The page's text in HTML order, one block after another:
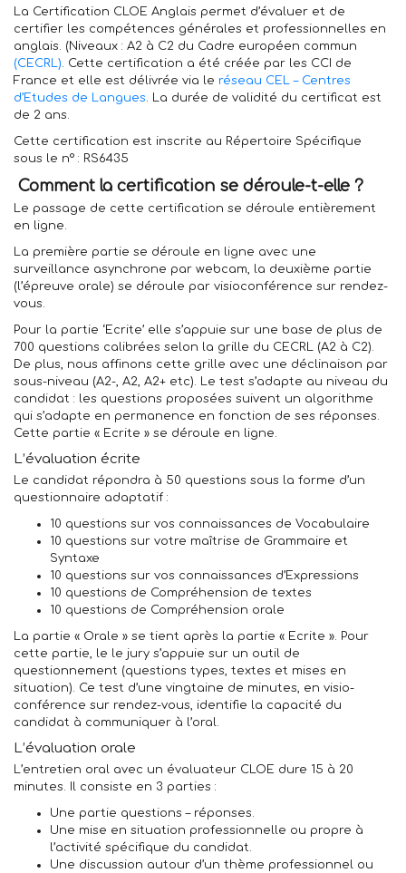
La Certification CLOE Anglais permet d’évaluer et de
certifier les compétences générales et professionnelles en
anglais. (Niveaux : A2 à C2 du Cadre européen commun
(CECRL). Cette certification a été créée par les CCI de
France et elle est délivrée via le réseau CEL – Centres
d’Etudes de Langues. La durée de validité du certificat est
de 2 ans.
Cette certification est inscrite au Répertoire Spécifique
sous le n° : RS6435
Comment la certification se déroule-t-elle ?
Le passage de cette certification se déroule entièrement
en ligne.
La première partie se déroule en ligne avec une
surveillance asynchrone par webcam, la deuxième partie
(l’épreuve orale) se déroule par visioconférence sur rendez-
vous.
Pour la partie ‘Ecrite’ elle s’appuie sur une base de plus de
700 questions calibrées selon la grille du CECRL (A2 à C2).
De plus, nous affinons cette grille avec une déclinaison par
sous-niveau (A2-, A2, A2+ etc). Le test s’adapte au niveau du
candidat : les questions proposées suivent un algorithme
qui s’adapte en permanence en fonction de ses réponses.
Cette partie « Ecrite » se déroule en ligne.
L’évaluation écrite
Le candidat répondra à 50 questions sous la forme d’un
questionnaire adaptatif :
10 questions sur vos connaissances de Vocabulaire
10 questions sur votre maîtrise de Grammaire et
Syntaxe
10 questions sur vos connaissances d’Expressions
10 questions de Compréhension de textes
10 questions de Compréhension orale
La partie « Orale » se tient après la partie « Ecrite ». Pour
cette partie, le le jury s’appuie sur un outil de
questionnement (questions types, textes et mises en
situation). Ce test d’une vingtaine de minutes, en visio-
conférence sur rendez-vous, identifie la capacité du
candidat à communiquer à l’oral.
L’évaluation orale
L’entretien oral avec un évaluateur CLOE dure 15 à 20
minutes. Il consiste en 3 parties :
Une partie questions – réponses.
Une mise en situation professionnelle ou propre à
l’activité spécifique du candidat.
Une discussion autour d’un thème professionnel ou